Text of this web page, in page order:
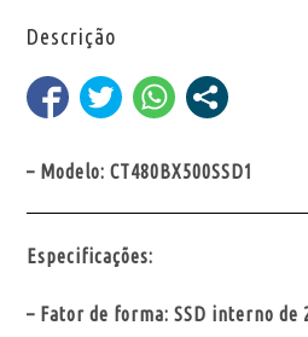
Descrição
– Modelo: CT480BX500SSD1
Especificações:
– Fator de forma: SSD interno de